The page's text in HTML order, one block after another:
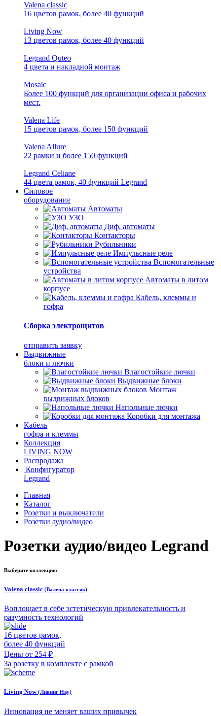
Valena classic
16 цветов рамок, более 40 функций
Living Now
13 цветов рамок, более 40 функций
Legrand Quteo
4 цвета и накладной монтаж
Mosaic
Более 100 функций для организации офиса и рабочих
мест.
Valena Life
15 цветов рамок, более 150 функций
Valena Allure
22 рамки и более 150 функций
Legrand Celiane
44 цвета рамок, 40 функций Legrand
Силовое
оборудование
Автоматы
УЗО
Диф. автоматы
Контакторы
Рубильники
Импульсные реле
Вспомогательные
устройства
Автоматы в литом
корпусе
Кабель, клеммы и
гофра
Сборка электрощитов
отправить заявку
Выдвижные
блоки и лючки
Влагостойкие лючки
Выдвижные блоки
Монтаж
выдвижных блоков
Напольные лючки
Коробки для монтажа
Кабель
гофра и клеммы
Коллекция
LIVING NOW
Распродажа
Конфигуратор
Legrand
Главная
Каталог
Розетки и выключатели
Розетки аудио/видео
Розетки аудио/видео Legrand
Выберите коллекцию
Valena classic (Валена классик)
Воплощает в себе эстетическую привлекательность и
разумность технологий
16 цветов рамок,
более 40 функций
Цены от 254 ₽
За розетку в комплекте с рамкой
Living Now(Ливинг Нау)
Инновация не меняет ваших привычек